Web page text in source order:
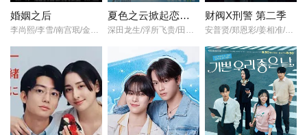
欢！
此剧讲述在合法和违法的边界探讨正义的故事。
婚姻之后 夏色之云掀起恋爱与风暴 财阀X刑警 第二季
安普贤/郑恩彩/姜相准/金伸比/俞承豪/